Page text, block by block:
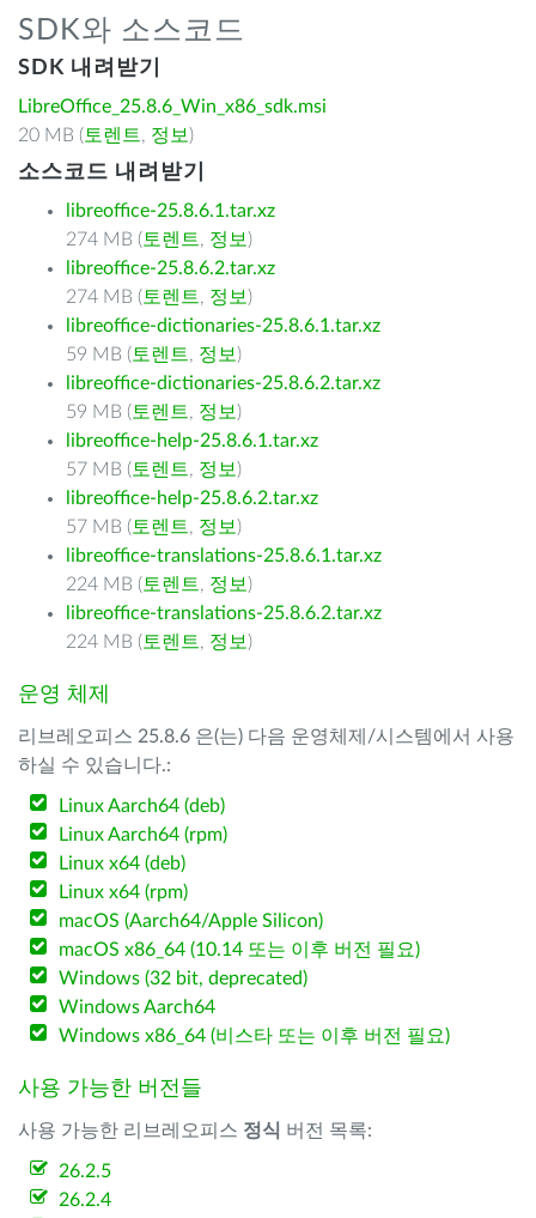
SDK와 소스코드
SDK 내려받기
LibreOffice_25.8.6_Win_x86_sdk.msi
20 MB ( 토렌트, 정보 )
소스코드 내려받기
libreoffice-25.8.6.1.tar.xz
274 MB ( 토렌트, 정보 )
libreoffice-25.8.6.2.tar.xz
274 MB ( 토렌트, 정보 )
libreoffice-dictionaries-25.8.6.1.tar.xz
59 MB ( 토렌트, 정보 )
libreoffice-dictionaries-25.8.6.2.tar.xz
59 MB ( 토렌트, 정보 )
libreoffice-help-25.8.6.1.tar.xz
57 MB ( 토렌트, 정보 )
libreoffice-help-25.8.6.2.tar.xz
57 MB ( 토렌트, 정보 )
libreoffice-translations-25.8.6.1.tar.xz
224 MB ( 토렌트, 정보 )
libreoffice-translations-25.8.6.2.tar.xz
224 MB ( 토렌트, 정보 )
운영 체제
리브레오피스 25.8.6 은(는) 다음 운영체제/시스템에서 사용
하실 수 있습니다.:
Linux Aarch64 (deb)
Linux Aarch64 (rpm)
Linux x64 (deb)
Linux x64 (rpm)
macOS (Aarch64/Apple Silicon)
macOS x86_64 (10.14 또는 이후 버전 필요)
Windows (32 bit, deprecated)
Windows Aarch64
Windows x86_64 (비스타 또는 이후 버전 필요)
사용 가능한 버전들
사용 가능한 리브레오피스 정식 버전 목록:
26.2.5
26.2.4